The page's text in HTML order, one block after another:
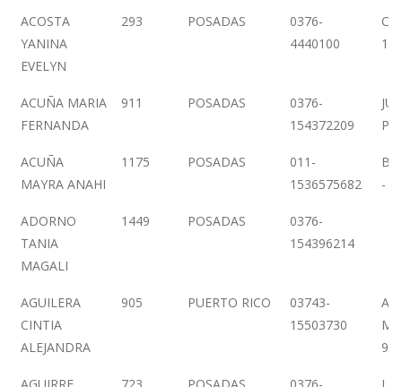
ACOSTA
YANINA
EVELYN
293 POSADAS
0376-
4440100
ACUÑA MARIA
FERNANDA
911 POSADAS
0376-
154372209
ACUÑA
MAYRA ANAHI
1175 POSADAS
011-
1536575682
-
ADORNO
TANIA
MAGALI
1449 POSADAS
0376-
154396214
AGUILERA
CINTIA
ALEJANDRA
905 PUERTO RICO
03743-
15503730
960